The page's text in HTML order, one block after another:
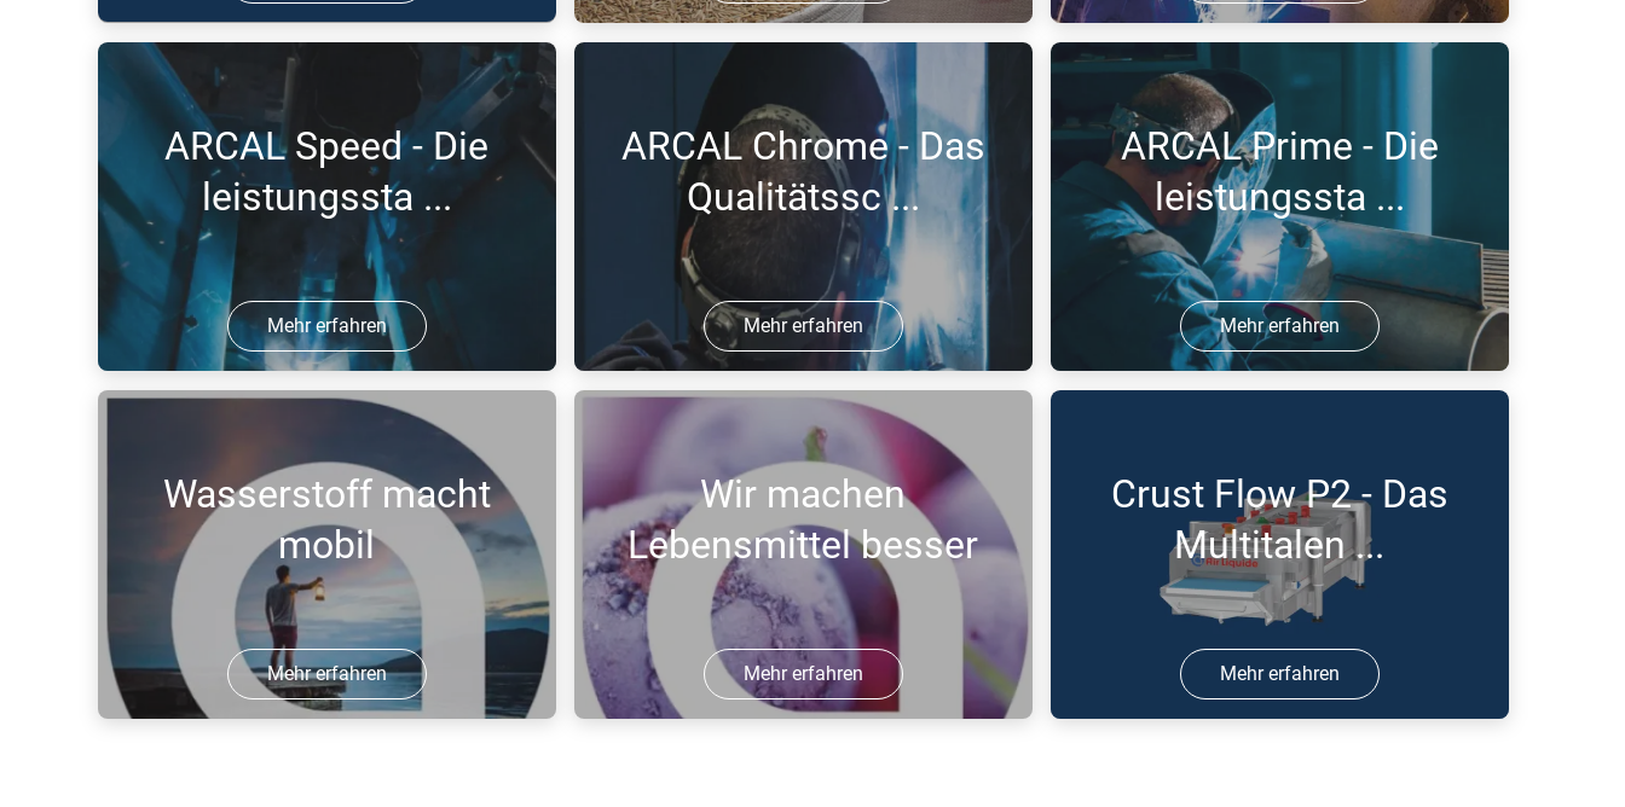
15 Jul 2016 | PDF 15 Jul 2016 | PDF 14 Jul 2016 | PDF
ARCAL Speed - Die
leistungssta ...
Mehr erfahren
14 Jul 2016 | PDF
ARCAL Chrome - Das
Qualitätssc ...
Mehr erfahren
14 Jul 2016 | PDF
ARCAL Prime - Die
leistungssta ...
Mehr erfahren
Wasserstoff macht
mobil
Mehr erfahren
Wir machen
Lebensmittel besser
Mehr erfahren
Crust Flow P2 - Das
Multitalen ...
Mehr erfahren